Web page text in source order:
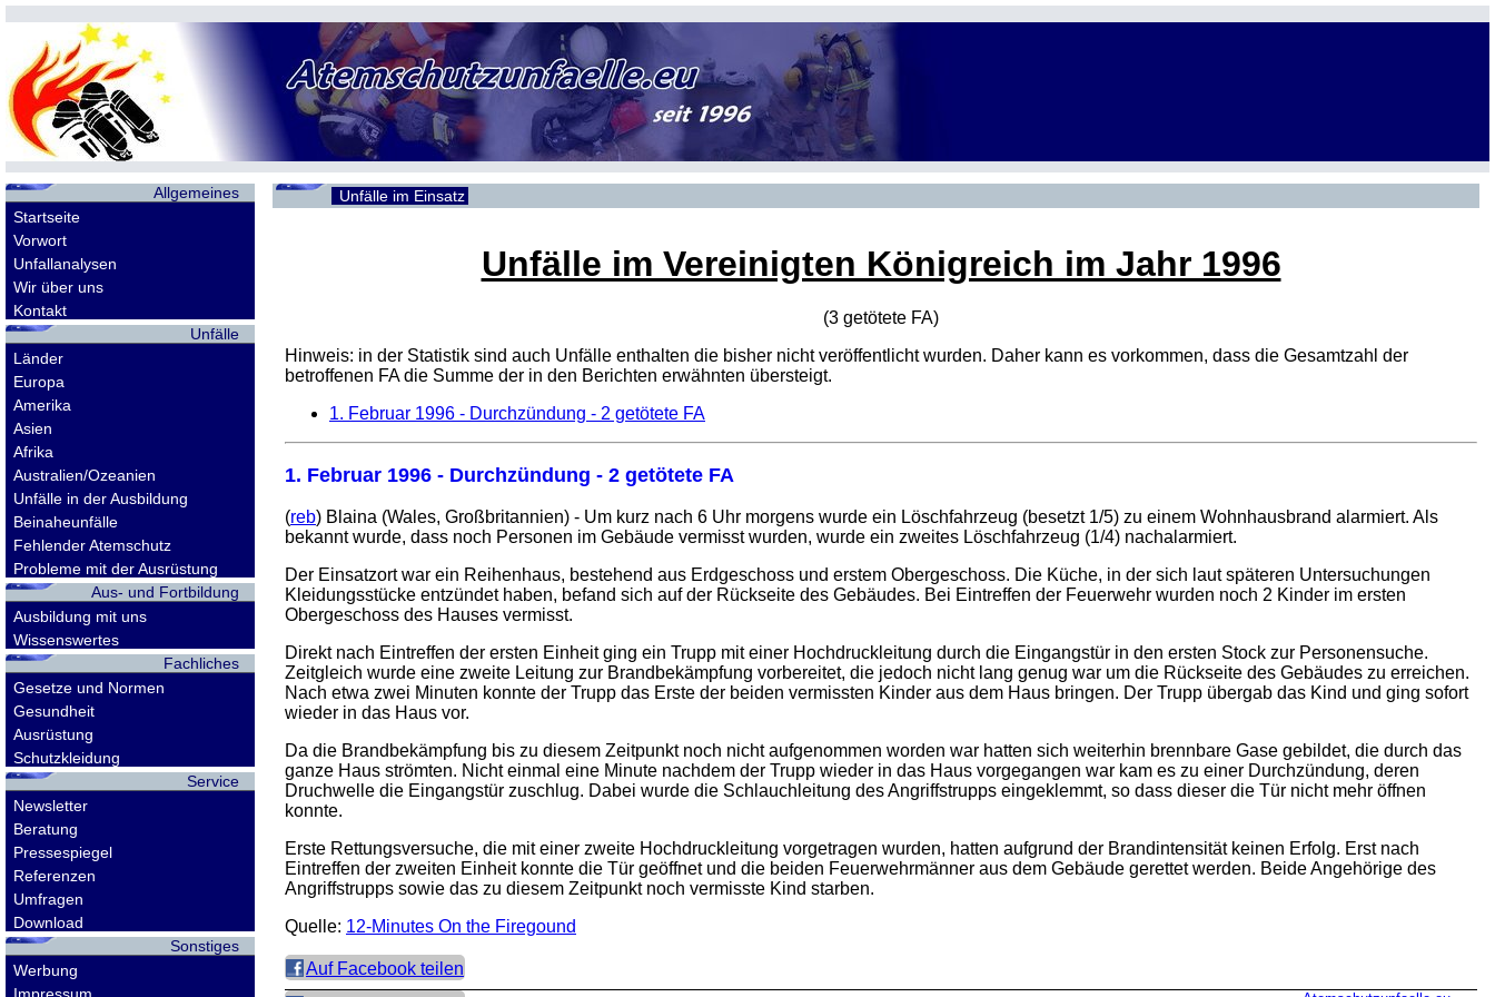
Allgemeines
Startseite
Vorwort
Unfallanalysen
Wir über uns
Kontakt
Unfälle
Länder
Europa
Amerika
Asien
Afrika
Australien/Ozeanien
Unfälle in der Ausbildung
Beinaheunfälle
Fehlender Atemschutz
Probleme mit der Ausrüstung
Aus- und Fortbildung
Ausbildung mit uns
Wissenswertes
Fachliches
Gesetze und Normen
Gesundheit
Ausrüstung
Schutzkleidung
Service
Newsletter
Beratung
Pressespiegel
Referenzen
Umfragen
Download
Sonstiges
Werbung
Unfälle im Einsatz
Unfälle im Vereinigten Königreich im Jahr 1996
(3 getötete FA)
Hinweis: in der Statistik sind auch Unfälle enthalten die bisher nicht veröffentlicht wurden. Daher kann es vorkommen, dass die Gesamtzahl der
betroffenen FAdie Summe der in den Berichten erwähnten übersteigt.
1. Februar 1996 - Durchzündung - 2 getötete FA
1. Februar 1996 - Durchzündung - 2 getötete FA
(reb) Blaina (Wales, Großbritannien) - Um kurz nach 6 Uhr morgens wurde ein Löschfahrzeug (besetzt 1/5) zu einem Wohnhausbrand alarmiert. Als
bekannt wurde, dass noch Personen im Gebäude vermisst wurden, wurde ein zweites Löschfahrzeug (1/4) nachalarmiert.
Der Einsatzort war ein Reihenhaus, bestehend aus Erdgeschoss und erstem Obergeschoss. Die Küche, in der sich laut späteren Untersuchungen
Kleidungsstücke entzündet haben, befand sich auf der Rückseite des Gebäudes. Bei Eintreffen der Feuerwehr wurden noch 2 Kinder im ersten
Obergeschoss des Hauses vermisst.
Direkt nach Eintreffen der ersten Einheit ging ein Trupp mit einer Hochdruckleitung durch die Eingangstür in den ersten Stock zur Personensuche.
Zeitgleich wurde eine zweite Leitung zur Brandbekämpfung vorbereitet, die jedoch nicht lang genug war um die Rückseite des Gebäudes zu erreichen.
Nach etwa zwei Minuten konnte der Trupp das Erste der beiden vermissten Kinder aus dem Haus bringen. Der Trupp übergab das Kind und ging sofort
wieder in das Haus vor.
Da die Brandbekämpfung bis zu diesem Zeitpunkt noch nicht aufgenommen worden war hatten sich weiterhin brennbare Gase gebildet, die durch das
ganze Haus strömten. Nicht einmal eine Minute nachdem der Trupp wieder in das Haus vorgegangen war kam es zu einer Durchzündung, deren
Druchwelle die Eingangstür zuschlug. Dabei wurde die Schlauchleitung des Angriffstrupps eingeklemmt, so dass dieser die Tür nicht mehr öffnen
konnte.
Erste Rettungsversuche, die mit einer zweite Hochdruckleitung vorgetragen wurden, hatten aufgrund der Brandintensität keinen Erfolg. Erst nach
Eintreffen der zweiten Einheit konnte die Tür geöffnet und die beiden Feuerwehrmänner aus dem Gebäude gerettet werden. Beide Angehörige des
Angriffstrupps sowie das zu diesem Zeitpunkt noch vermisste Kind starben.
Quelle: 12-Minutes On the Firegound
Auf Facebook teilen